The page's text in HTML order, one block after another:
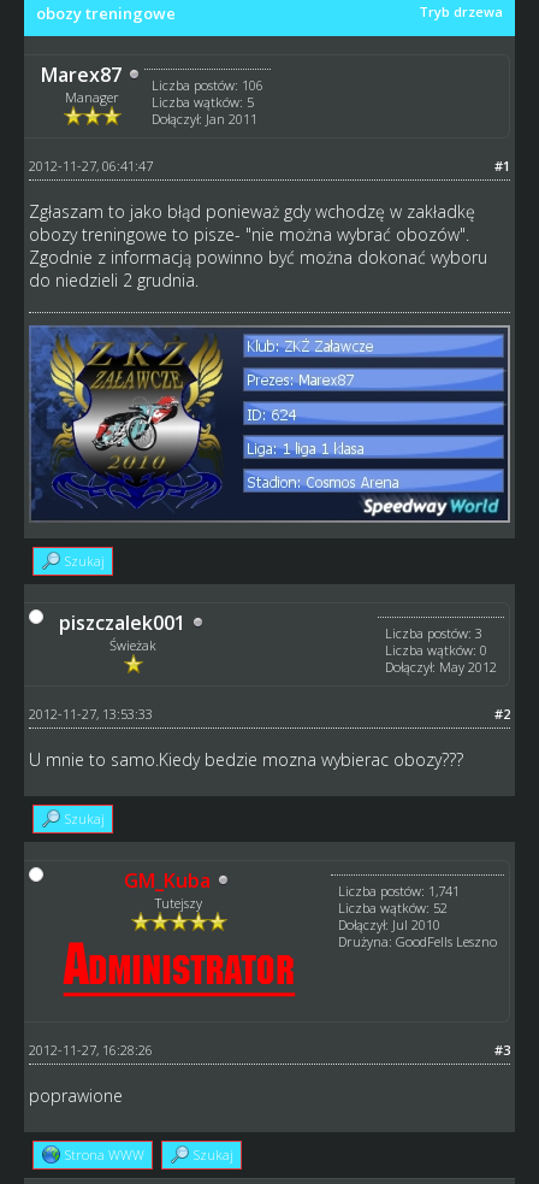
Tryb drzewa
obozy treningowe
Marex87
Manager
Liczba postów: 106
Liczba wątków: 5
Dołączył: Jan 2011
#1
2012-11-27, 06:41:47
Zgłaszam to jako błąd ponieważ gdy wchodzę w zakładkę
obozy treningowe to pisze- "nie można wybrać obozów".
Zgodnie z informacją powinno być można dokonać wyboru
do niedzieli 2 grudnia.
Szukaj
piszczalek001
Świeżak
Liczba postów: 3
Liczba wątków: 0
Dołączył: May 2012
#2
2012-11-27, 13:53:33
U mnie to samo.Kiedy bedzie mozna wybierac obozy???
Szukaj
GM_Kuba
Tutejszy
Liczba postów: 1,741
Liczba wątków: 52
Dołączył: Jul 2010
Drużyna: GoodFells Leszno
#3
2012-11-27, 16:28:26
poprawione
Strona WWW Szukaj